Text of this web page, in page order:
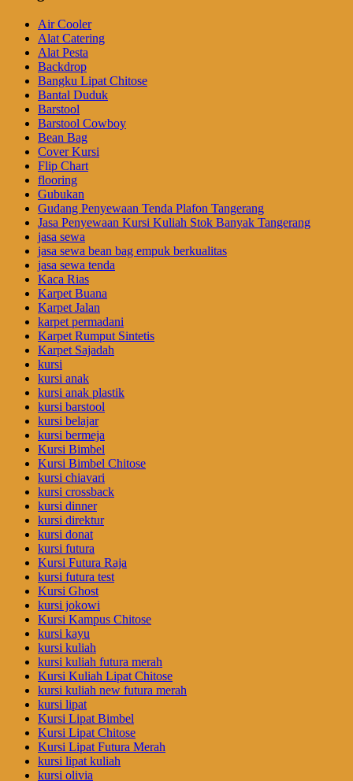
Air Cooler
Alat Catering
Alat Pesta
Backdrop
Bangku Lipat Chitose
Bantal Duduk
Barstool
Barstool Cowboy
Bean Bag
Cover Kursi
Flip Chart
flooring
Gubukan
Gudang Penyewaan Tenda Plafon Tangerang
Jasa Penyewaan Kursi Kuliah Stok Banyak Tangerang
jasa sewa
jasa sewa bean bag empuk berkualitas
jasa sewa tenda
Kaca Rias
Karpet Buana
Karpet Jalan
karpet permadani
Karpet Rumput Sintetis
Karpet Sajadah
kursi
kursi anak
kursi anak plastik
kursi barstool
kursi belajar
kursi bermeja
Kursi Bimbel
Kursi Bimbel Chitose
kursi chiavari
kursi crossback
kursi dinner
kursi direktur
kursi donat
kursi futura
Kursi Futura Raja
kursi futura test
Kursi Ghost
kursi jokowi
Kursi Kampus Chitose
kursi kayu
kursi kuliah
kursi kuliah futura merah
Kursi Kuliah Lipat Chitose
kursi kuliah new futura merah
kursi lipat
Kursi Lipat Bimbel
Kursi Lipat Chitose
Kursi Lipat Futura Merah
kursi lipat kuliah
kursi olivia